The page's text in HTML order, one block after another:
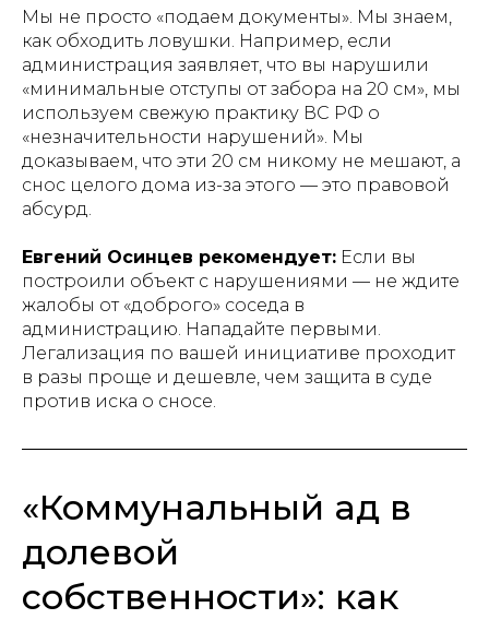
Мы не просто «подаем документы». Мы знаем,
как обходить ловушки. Например, если
администрация заявляет, что вы нарушили
«минимальные отступы от забора на 20 см», мы
используем свежую практику ВС РФ о
«незначительности нарушений». Мы
доказываем, что эти 20 см никому не мешают, а
снос целого дома из-за этого — это правовой
абсурд.
Евгений Осинцев рекомендует: Если вы
построили объект с нарушениями — не ждите
жалобы от «доброго» соседа в
администрацию. Нападайте первыми.
Легализация по вашей инициативе проходит
в разы проще и дешевле, чем защита в суде
против иска о сносе.
«Коммунальный ад в
долевой
собственности»: как